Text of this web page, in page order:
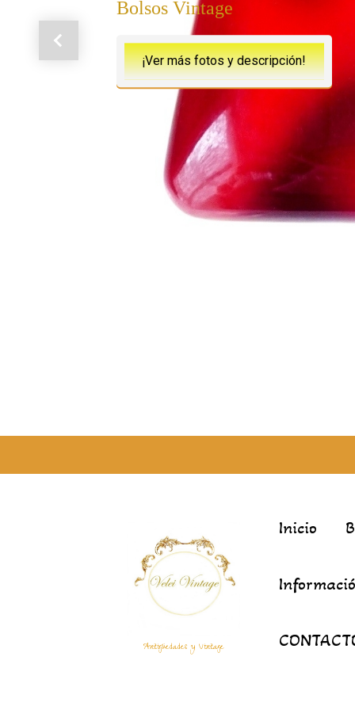
Bolsos Vintage
¡Ver más fotos y descripción!
Anterior
Antigüedades y Vintage
Inicio